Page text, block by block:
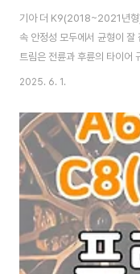
기아 더 K9(2018~2021년형)
속 안정성 모두에서 균형이
트림은 전륜과 후륜의 타이어
가격보다는 정숙성, 제동력,
미엄 타이어 3종과 수입 프리
체할 타이어가 이 차의 ‘품격’
순한 대형 세단이 아닙니다.
십 세단으로, 엔진은 물론이고
2025. 6. 1.